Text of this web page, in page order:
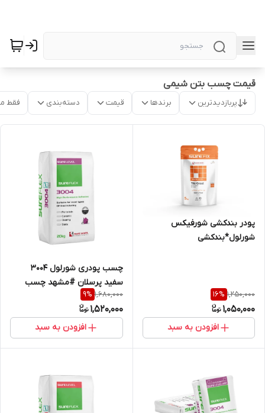
قیمت چسب بتن شیمی
پربازدیدترین برندها قیمت دسته‌بندی فقط
پودر بندکشی شورفیکس
شورلول*بندکشی
1,250,000
16%
1,050,000
افزودن به سبد
چسب پودری شورلول 3004
سفید پرسلان #مشهد چسب
1,680,000
9%
1,520,000
افزودن به سبد